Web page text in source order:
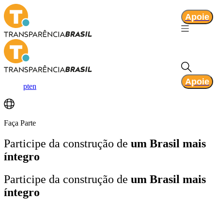
Apoie
pten Apoie
Faça Parte
Participe da construção de um Brasil mais
íntegro
Participe da construção de um Brasil mais
íntegro